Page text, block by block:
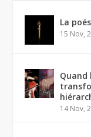
La
15 Nov,
Quand
14 Nov,